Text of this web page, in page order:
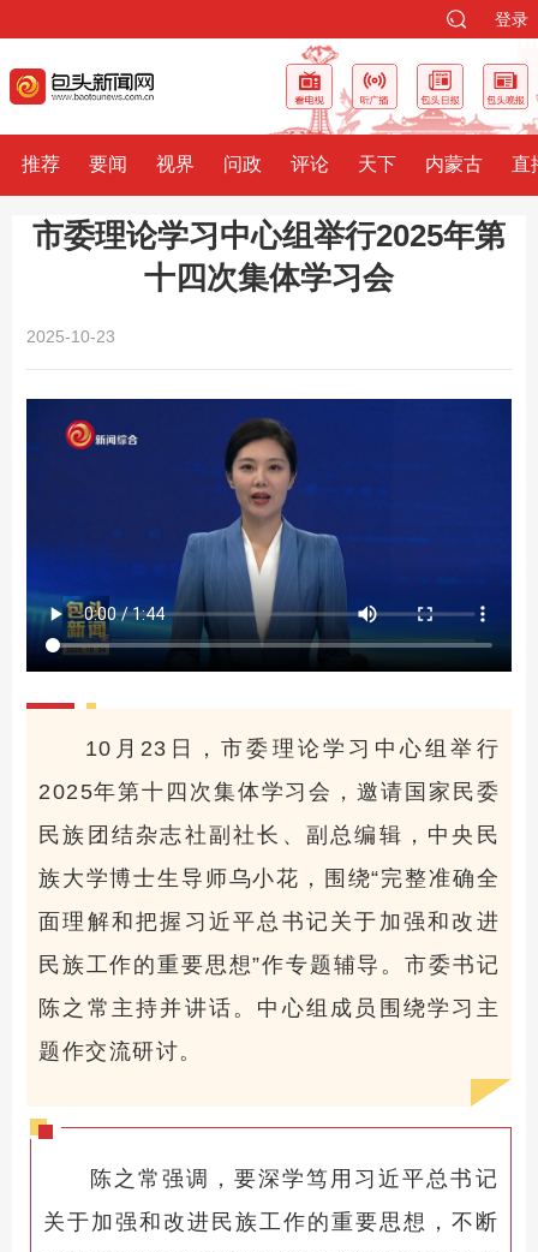
登录
推荐 要闻 视界 问政 评论 天下 内蒙古 直
市委理论学习中心组举行2025年第
十四次集体学习会
2025-10-23
10月23日，市委理论学习中心组举行
2025年第十四次集体学习会，邀请国家民委
民族团结杂志社副社长、副总编辑，中央民
族大学博士生导师乌小花，围绕“完整准确全
面理解和把握习近平总书记关于加强和改进
民族工作的重要思想”作专题辅导。市委书记
陈之常主持并讲话。中心组成员围绕学习主
题作交流研讨。
陈之常强调，要深学笃用习近平总书记
关于加强和改进民族工作的重要思想，不断